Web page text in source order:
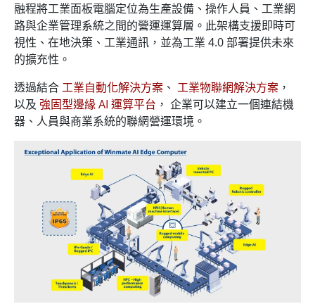
融程將工業面板電腦定位為生產設備、操作人員、工業網
路與企業管理系統之間的營運運算層。此架構支援即時可
視性、在地決策、工業通訊，並為工業 4.0 部署提供未來
的擴充性。
透過結合工業自動化解決方案 、 工業物聯網解決方案 ，
以及強固型邊緣 AI 運算平台 ， 企業可以建立一個連結機
器、人員與商業系統的聯網營運環境。